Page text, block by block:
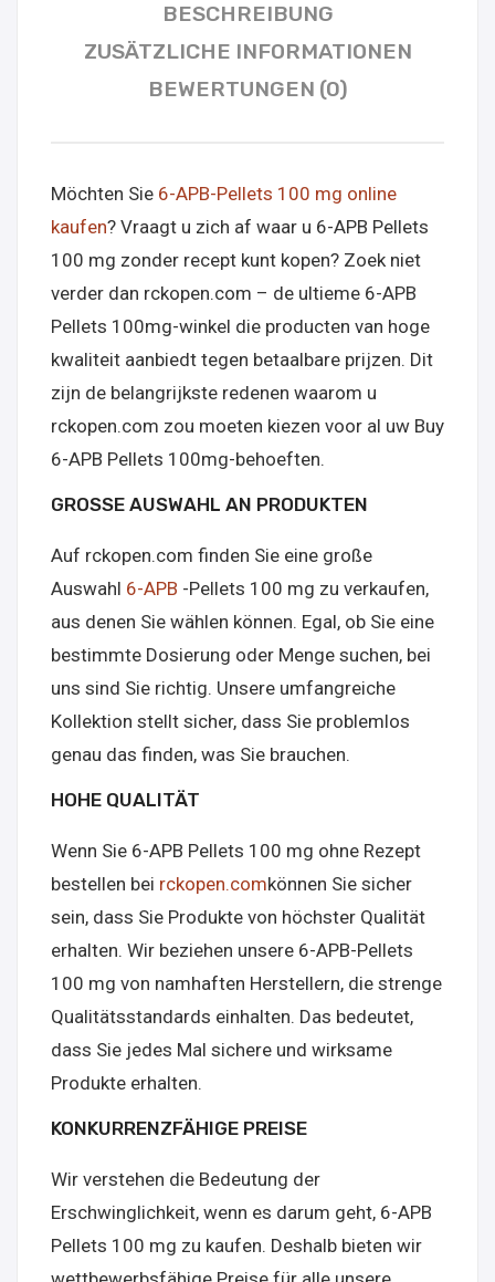
BESCHREIBUNG
ZUSÄTZLICHE INFORMATIONEN
BEWERTUNGEN (0)
Möchten Sie 6-APB-Pellets 100 mg online
kaufen? Vraagt u zich af waar u 6-APB Pellets
100 mg zonder recept kunt kopen? Zoek niet
verder dan rckopen.com – de ultieme 6-APB
Pellets 100mg-winkel die producten van hoge
kwaliteit aanbiedt tegen betaalbare prijzen. Dit
zijn de belangrijkste redenen waarom u
rckopen.com zou moeten kiezen voor al uw Buy
6-APB Pellets 100mg-behoeften.
GROSSE AUSWAHL AN PRODUKTEN
Auf rckopen.com finden Sie eine große
Auswahl 6-APB -Pellets 100 mg zu verkaufen,
aus denen Sie wählen können. Egal, ob Sie eine
bestimmte Dosierung oder Menge suchen, bei
uns sind Sie richtig. Unsere umfangreiche
Kollektion stellt sicher, dass Sie problemlos
genau das finden, was Sie brauchen.
HOHE QUALITÄT
Wenn Sie 6-APB Pellets 100 mg ohne Rezept
bestellen bei rckopen.comkönnen Sie sicher
sein, dass Sie Produkte von höchster Qualität
erhalten. Wir beziehen unsere 6-APB-Pellets
100 mg von namhaften Herstellern, die strenge
Qualitätsstandards einhalten. Das bedeutet,
dass Sie jedes Mal sichere und wirksame
Produkte erhalten.
KONKURRENZFÄHIGE PREISE
Wir verstehen die Bedeutung der
Erschwinglichkeit, wenn es darum geht, 6-APB
Pellets 100 mg zu kaufen. Deshalb bieten wir